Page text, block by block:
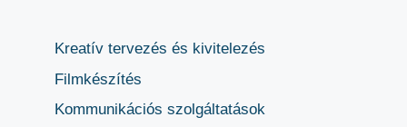
Kreatív tervezés és kivitelezés
Filmkészítés
Kommunikációs szolgáltatások